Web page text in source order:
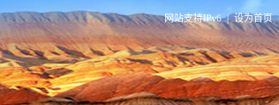
网站支持IPv6 | 设为首页 |